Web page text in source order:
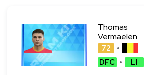
Thomas
Vermaelen
72
DFC
LI